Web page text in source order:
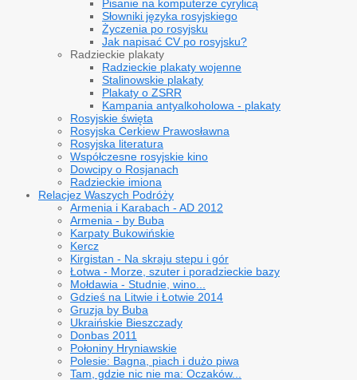
Pisanie na komputerze cyrylicą
Słowniki języka rosyjskiego
Życzenia po rosyjsku
Jak napisać CV po rosyjsku?
Radzieckie plakaty
Radzieckie plakaty wojenne
Stalinowskie plakaty
Plakaty o ZSRR
Kampania antyalkoholowa - plakaty
Rosyjskie święta
Rosyjska Cerkiew Prawosławna
Rosyjska literatura
Współczesne rosyjskie kino
Dowcipy o Rosjanach
Radzieckie imiona
Relacjez Waszych Podróży
Armenia i Karabach - AD 2012
Armenia - by Buba
Karpaty Bukowińskie
Kercz
Kirgistan - Na skraju stepu i gór
Łotwa - Morze, szuter i poradzieckie bazy
Mołdawia - Studnie, wino...
Gdzieś na Litwie i Łotwie 2014
Gruzja by Buba
Ukraińskie Bieszczady
Donbas 2011
Połoniny Hryniawskie
Polesie: Bagna, piach i dużo piwa
Tam, gdzie nic nie ma: Oczaków...